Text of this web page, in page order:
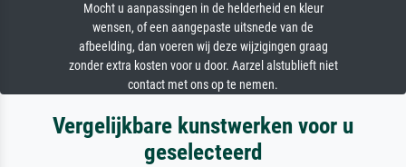
Mocht u aanpassingen in de helderheid en kleur
wensen, of een aangepaste uitsnede van de
afbeelding, dan voeren wij deze wijzigingen graag
zonder extra kosten voor u door. Aarzel alstublieft niet
contact met ons op te nemen.
Vergelijkbare kunstwerken voor u
geselecteerd